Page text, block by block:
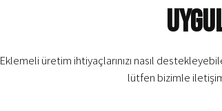
Eklemeli üretim ihtiyaçlarınızı nasıl
lütfen bizimle